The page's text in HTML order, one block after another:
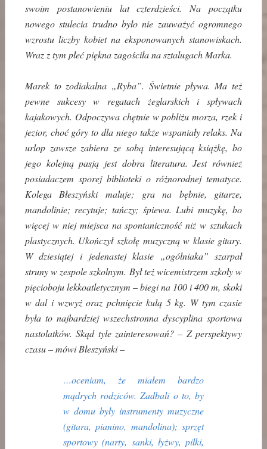
swoim postanowieniu lat czterdzieści. Na początku
nowego stulecia trudno było nie zauważyć ogromnego
wzrostu liczby kobiet na eksponowanych stanowiskach.
Wraz z tym płeć piękna zagościła na sztalugach Marka.
Marek to zodiakalna „Ryba”. Świetnie pływa. Ma też
pewne sukcesy w regatach żeglarskich i spływach
kajakowych. Odpoczywa chętnie w pobliżu morza, rzek i
jezior, choć góry to dla niego także wspaniały relaks. Na
urlop zawsze zabiera ze sobą interesującą książkę, bo
jego kolejną pasją jest dobra literatura. Jest również
posiadaczem sporej biblioteki o różnorodnej tematyce.
Kolega Błeszyński maluje; gra na bębnie, gitarze,
mandolinie; recytuje; tańczy; śpiewa. Lubi muzykę, bo
więcej w niej miejsca na spontaniczność niż w sztukach
plastycznych. Ukończył szkołę muzyczną w klasie gitary.
W dziesiątej i jedenastej klasie „ogólniaka” szarpał
struny w zespole szkolnym. Był też wicemistrzem szkoły w
pięcioboju lekkoatletycznym – biegi na 100 i 400 m, skoki
w dal i wzwyż oraz pchnięcie kulą 5 kg. W tym czasie
była to najbardziej wszechstronna dyscyplina sportowa
nastolatków. Skąd tyle zainteresowań? – Z perspektywy
czasu – mówi Błeszyński –
…oceniam, że miałem bardzo
mądrych rodziców. Zadbali o to, by
w domu były instrumenty muzyczne
(gitara, pianino, mandolina); sprzęt
sportowy (narty, sanki, łyżwy, piłki,